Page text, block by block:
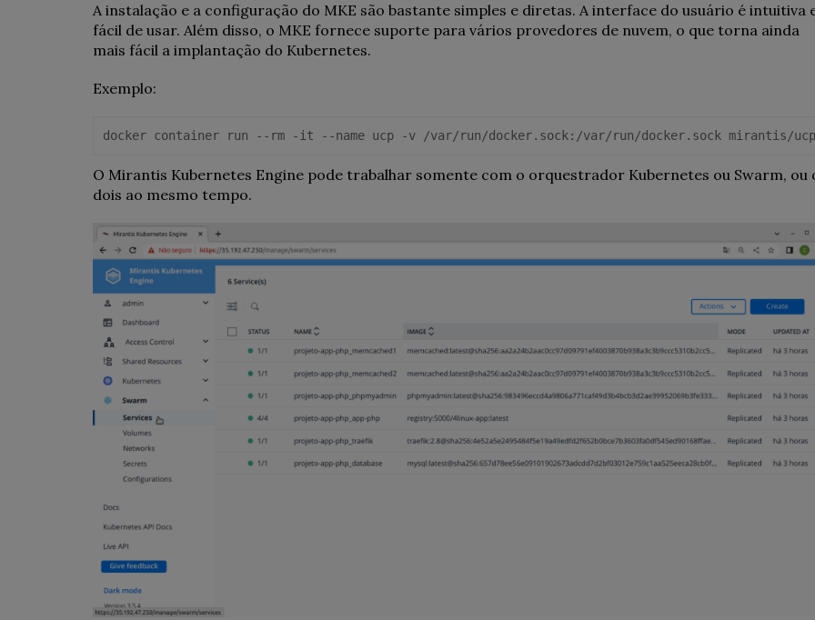
A instalação e a configuração do MKE são bastante simples e diretas. A interface do usuário é intuitiva
fácil de usar. Além disso, o MKE fornece suporte para vários provedores de nuvem, o que torna ainda
mais fácil a implantação do Kubernetes.
Exemplo:
docker container run --rm -it --name ucp -v /var/run/docker.sock:/var/run/docker.sock mirantis/
O Mirantis Kubernetes Engine pode trabalhar somente com o orquestrador Kubernetes ou Swarm, ou
dois ao mesmo tempo.